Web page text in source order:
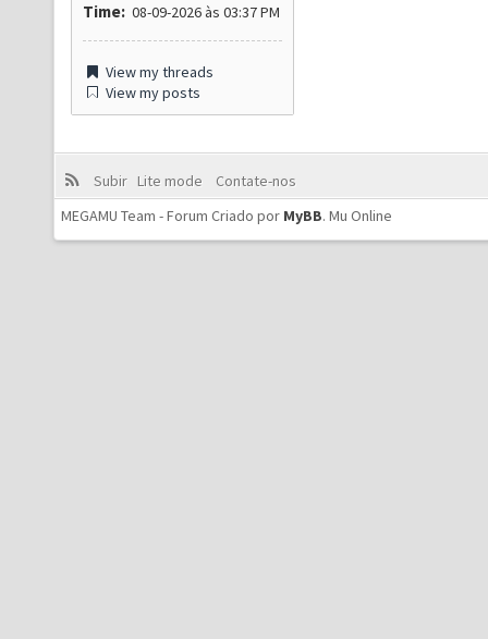
Time: 08-09-2026 às 03:37 PM
View my threads
View my posts
Subir Lite mode
Contate-nos
MEGAMU Team - Forum Criado por MyBB. Mu Online